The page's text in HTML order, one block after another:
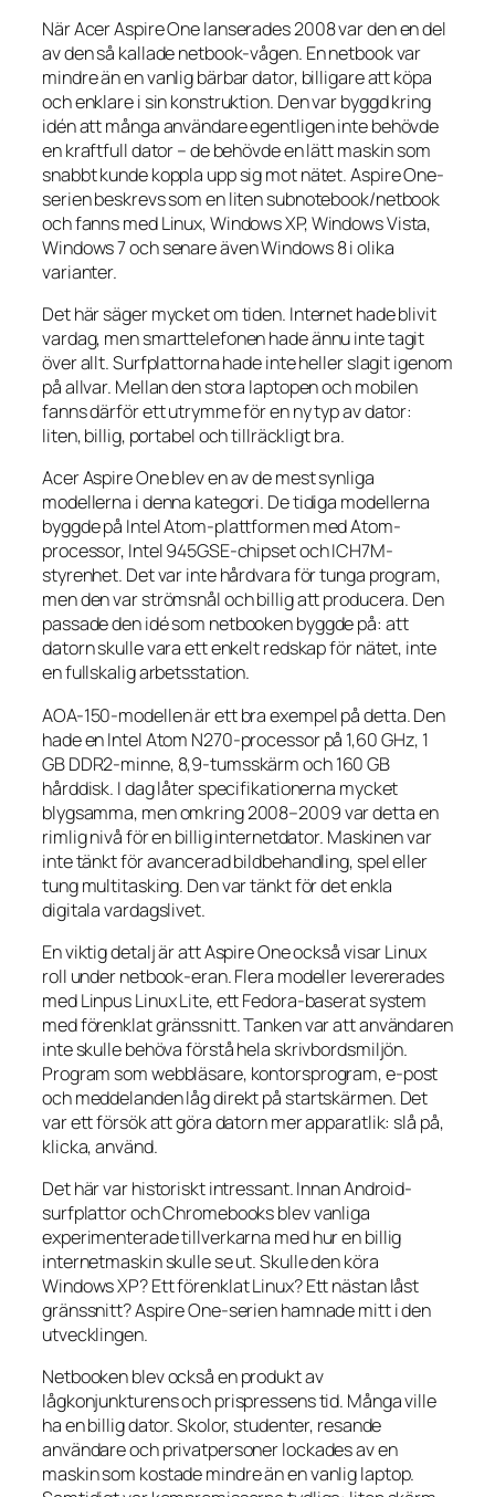
När Acer Aspire One lanserades 2008 var den en del
av den så kallade netbook-vågen. En netbook var
mindre än en vanlig bärbar dator, billigare att köpa
och enklare i sin konstruktion. Den var byggd kring
idén att många användare egentligen inte behövde
en kraftfull dator – de behövde en lätt maskin som
snabbt kunde koppla upp sig mot nätet. Aspire One-
serien beskrevs som en liten subnotebook/netbook
och fanns med Linux, Windows XP, Windows Vista,
Windows 7 och senare även Windows 8 i olika
varianter.
Det här säger mycket om tiden. Internet hade blivit
vardag, men smarttelefonen hade ännu inte tagit
över allt. Surfplattorna hade inte heller slagit igenom
på allvar. Mellan den stora laptopen och mobilen
fanns därför ett utrymme för en ny typ av dator:
liten, billig, portabel och tillräckligt bra.
Acer Aspire One blev en av de mest synliga
modellerna i denna kategori. De tidiga modellerna
byggde på Intel Atom-plattformen med Atom-
processor, Intel 945GSE-chipset och ICH7M-
styrenhet. Det var inte hårdvara för tunga program,
men den var strömsnål och billig att producera. Den
passade den idé som netbooken byggde på: att
datorn skulle vara ett enkelt redskap för nätet, inte
en fullskalig arbetsstation.
AOA-150-modellen är ett bra exempel på detta. Den
hade en Intel Atom N270-processor på 1,60 GHz, 1
GB DDR2-minne, 8,9-tumsskärm och 160 GB
hårddisk. I dag låter specifikationerna mycket
blygsamma, men omkring 2008–2009 var detta en
rimlig nivå för en billig internetdator. Maskinen var
inte tänkt för avancerad bildbehandling, spel eller
tung multitasking. Den var tänkt för det enkla
digitala vardagslivet.
En viktig detalj är att Aspire One också visar Linux
roll under netbook-eran. Flera modeller levererades
med Linpus Linux Lite, ett Fedora-baserat system
med förenklat gränssnitt. Tanken var att användaren
inte skulle behöva förstå hela skrivbordsmiljön.
Program som webbläsare, kontorsprogram, e-post
och meddelanden låg direkt på startskärmen. Det
var ett försök att göra datorn mer apparatlik: slå på,
klicka, använd.
Det här var historiskt intressant. Innan Android-
surfplattor och Chromebooks blev vanliga
experimenterade tillverkarna med hur en billig
internetmaskin skulle se ut. Skulle den köra
Windows XP? Ett förenklat Linux? Ett nästan låst
gränssnitt? Aspire One-serien hamnade mitt i den
utvecklingen.
Netbooken blev också en produkt av
lågkonjunkturens och prispressens tid. Många ville
ha en billig dator. Skolor, studenter, resande
användare och privatpersoner lockades av en
maskin som kostade mindre än en vanlig laptop.